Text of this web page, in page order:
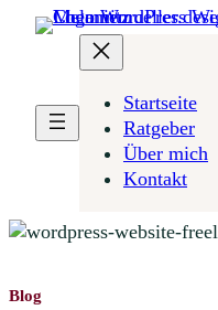
Startseite
Ratgeber
Über mich
Kontakt
Blog